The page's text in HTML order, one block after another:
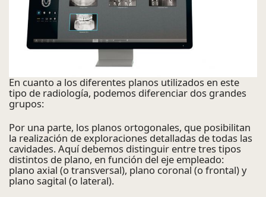
En cuanto a los diferentes planos utilizados en este
tipo de radiología, podemos diferenciar dos grandes
grupos:
Por una parte, los planos ortogonales, que posibilitan
la realización de exploraciones detalladas de todas las
cavidades. Aquí debemos distinguir entre tres tipos
distintos de plano, en función del eje empleado:
plano axial (o transversal), plano coronal (o frontal) y
plano sagital (o lateral).